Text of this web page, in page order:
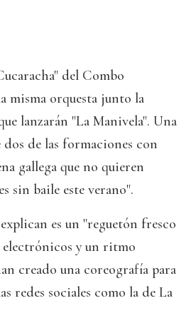
del Combo
misma orquesta junto la
lanzarán "La Manivela". Una
de las formaciones con
gallega que no quieren
sin baile este verano".
es un "reguetón fresco
y un ritmo
creado una coreografía para
redes sociales como la de La